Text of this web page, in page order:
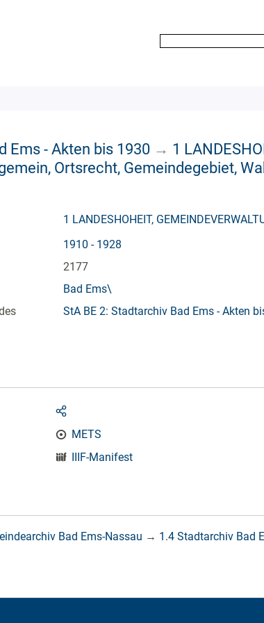
Ems - Akten bis 1930 → 1
Ortsrecht, Gemeindegebiet,
1 LANDESHOHEIT,
1910 - 1928
2177
Bad Ems\
StA BE 2: Stadtarchiv Bad Ems - Akten
METS
IIIF-Manifest
Bad Ems-Nassau → 1.4 Stadtarchiv Bad